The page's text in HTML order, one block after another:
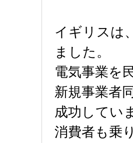
イギリスは
ました。
電気事業を
新規事業者
成功してい
消費者も乗